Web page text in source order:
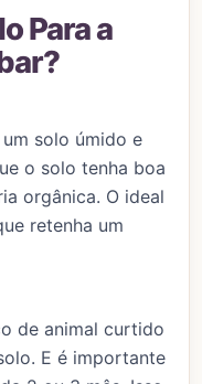
Para a
solo úmido e
o solo tenha boa
orgânica. O ideal
retenha um
de animal curtido
E é importante